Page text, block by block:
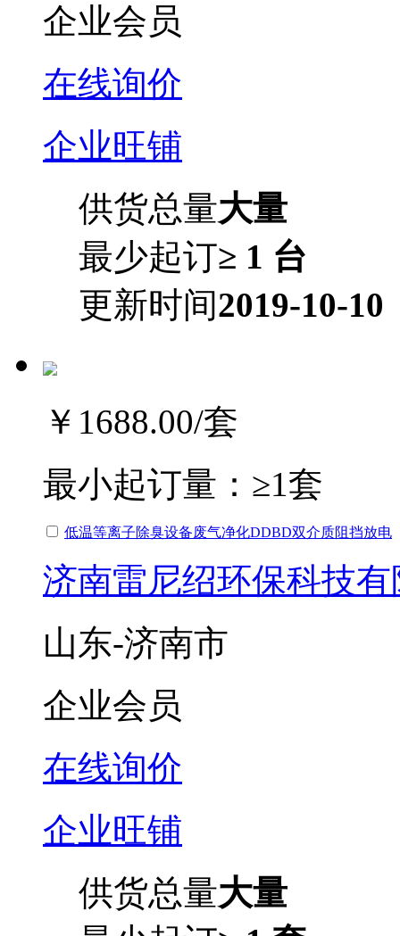
企业会员
在线询价
企业旺铺
供货总量大量
最少起订≥ 1 台
更新时间2019-10-10
￥1688.00/套
最小起订量： ≥1套
低温等离子除臭设备废气净化DDBD双介质阻挡放电
济南雷尼绍环保科技
山东-济南市
企业会员
在线询价
企业旺铺
供货总量大量